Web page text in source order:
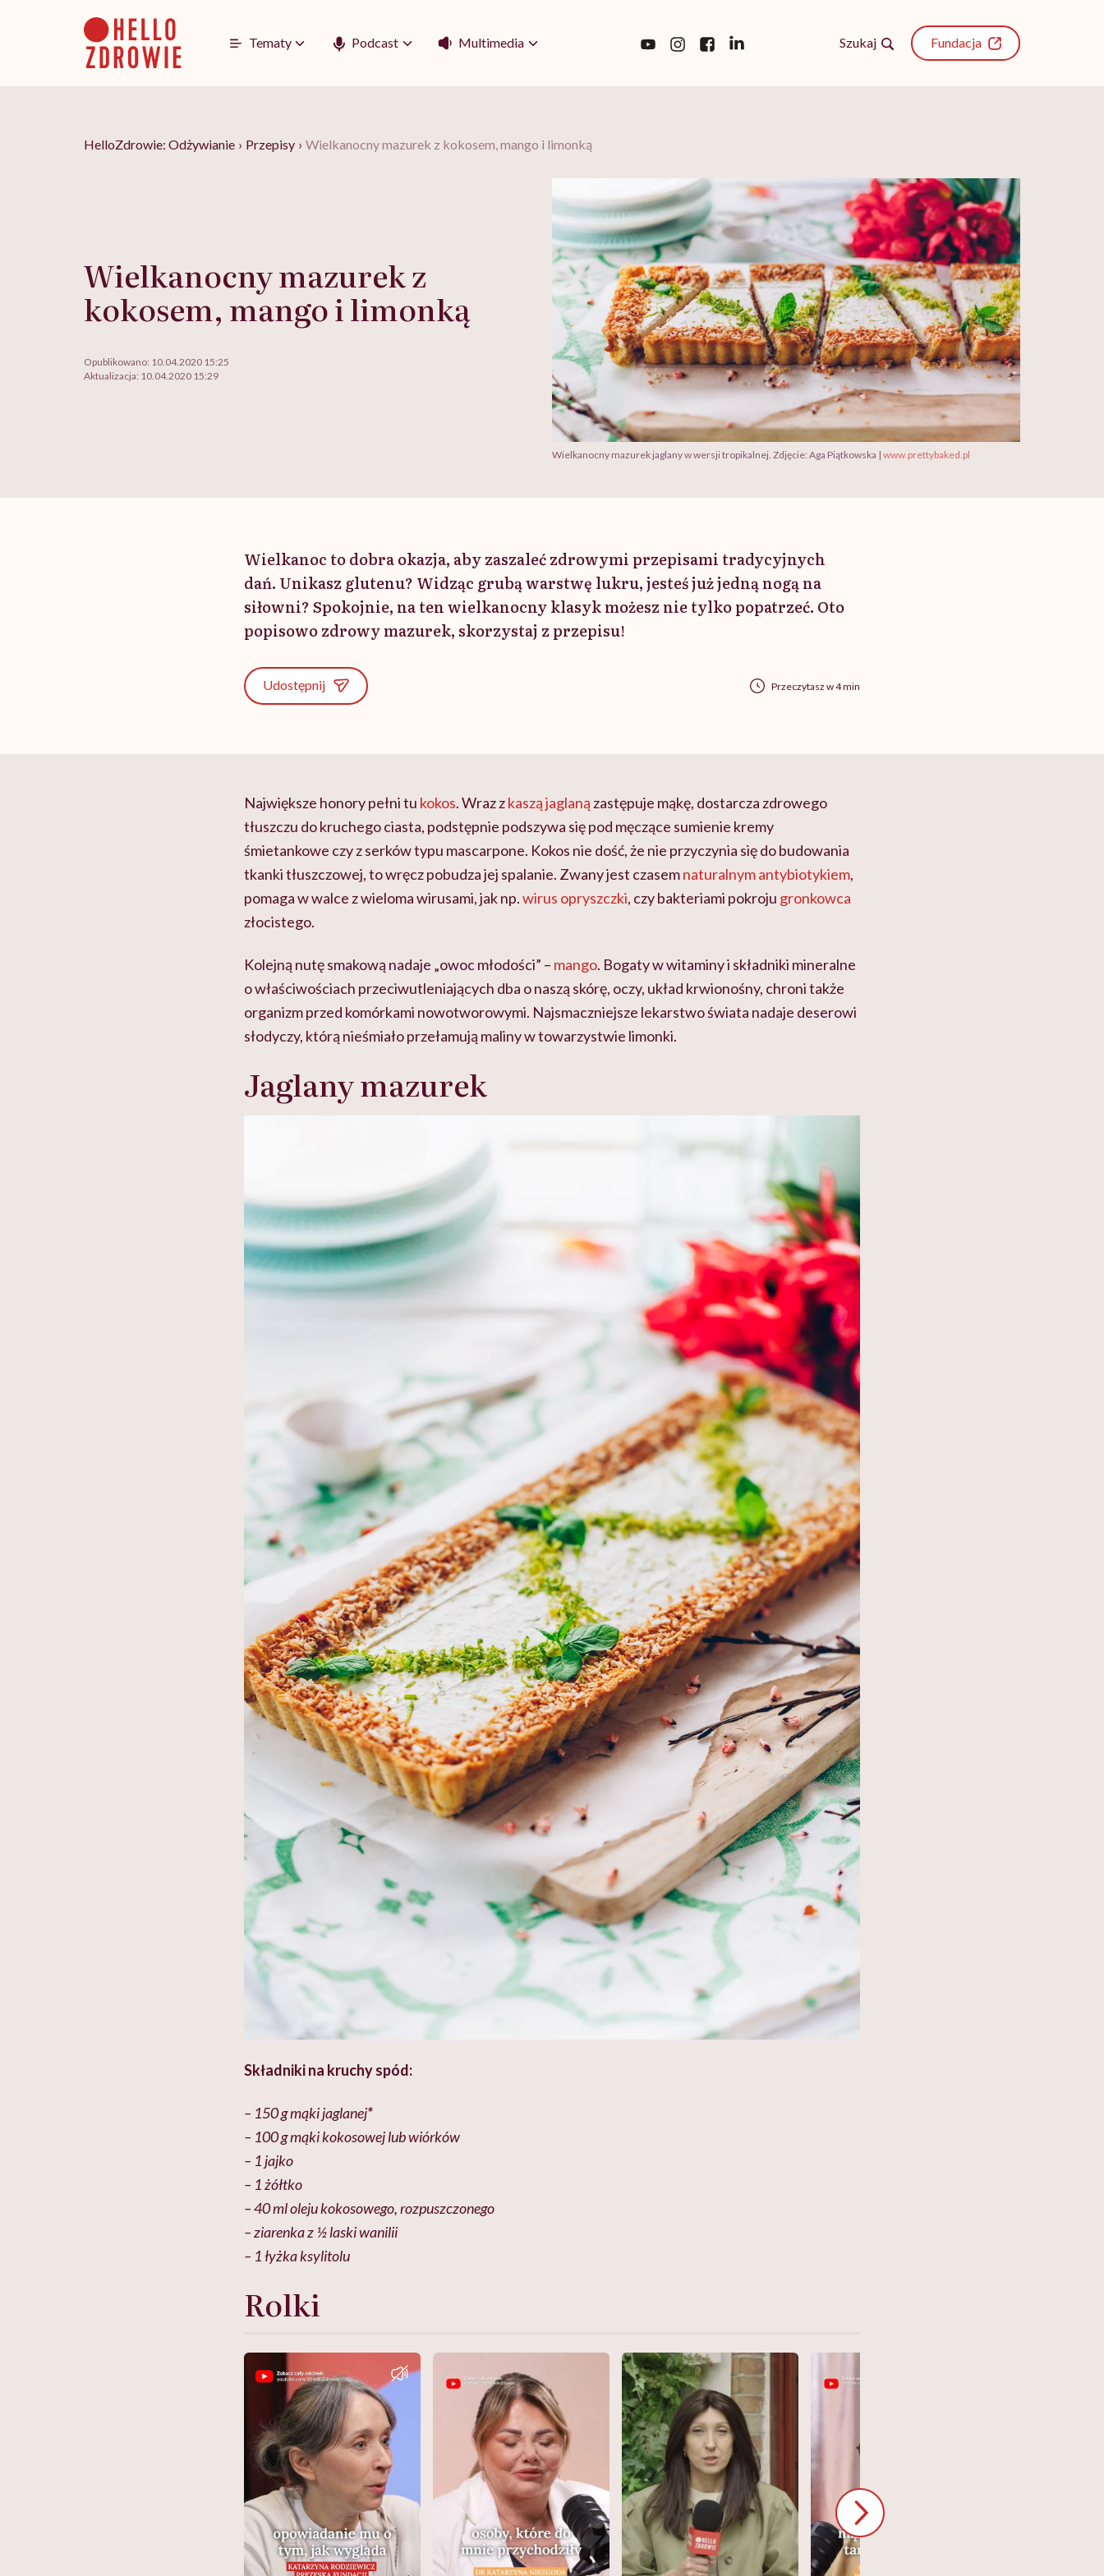
Tematy Podcast Multimedia Szukaj Fundacja
HelloZdrowie: Odżywianie › Przepisy › Wielkanocny mazurek z kokosem, mango i limonką
Wielkanocny mazurek z
kokosem, mango i limonką
Opublikowano: 10.04.2020 15:25
Aktualizacja: 10.04.2020 15:29
Wielkanocny mazurek jaglany w wersji tropikalnej. Zdjęcie: Aga Piątkowska | www.prettybaked.pl
Wielkanoc to dobra okazja, aby zaszaleć zdrowymi przepisami tradycyjnych
dań. Unikasz glutenu? Widząc grubą warstwę lukru, jesteś już jedną nogą na
siłowni? Spokojnie, na ten wielkanocny klasyk możesz nie tylko popatrzeć. Oto
popisowo zdrowy mazurek, skorzystaj z przepisu!
Udostępnij Przeczytasz w 4 min
Największe honory pełni tu kokos. Wraz zkaszą jaglaną zastępuje mąkę, dostarcza zdrowego
tłuszczu do kruchego ciasta, podstępnie podszywa się pod męczące sumienie kremy
śmietankowe czy z serków typu mascarpone. Kokos nie dość, że nie przyczynia się do budowania
tkanki tłuszczowej, to wręcz pobudza jej spalanie. Zwany jest czasemnaturalnym antybiotykiem,
pomaga w walce z wieloma wirusami, jak np.wirus opryszczki, czy bakteriami pokroju gronkowca
złocistego.
Kolejną nutę smakową nadaje „owoc młodości” – mango. Bogaty w witaminy i składniki mineralne
o właściwościach przeciwutleniających dba o naszą skórę, oczy, układ krwionośny, chroni także
organizm przed komórkami nowotworowymi. Najsmaczniejsze lekarstwo świata nadaje deserowi
słodyczy, którą nieśmiało przełamują maliny w towarzystwie limonki.
Jaglany mazurek
Składniki na kruchy spód:
– 150 g mąki jaglanej*
– 100 g mąki kokosowej lub wiórków
– 1 jajko
– 1 żółtko
– 40 ml oleju kokosowego, rozpuszczonego
– ziarenka z ½ laski wanilii
– 1 łyżka ksylitolu
Rolki